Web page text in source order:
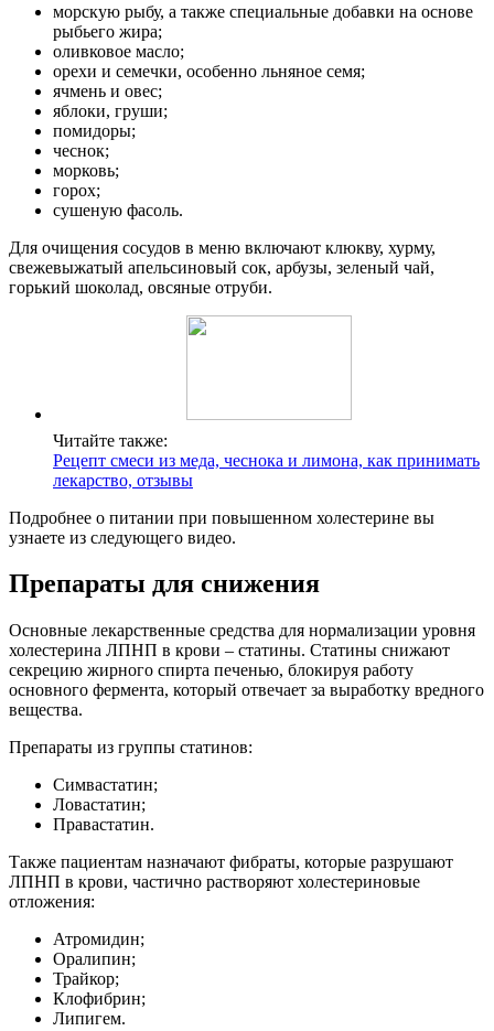
морскую рыбу, а также специальные добавки на основе
рыбьего жира;
оливковое масло;
орехи и семечки, особенно льняное семя;
ячмень и овес;
яблоки, груши;
помидоры;
чеснок;
морковь;
горох;
сушеную фасоль.
Для очищения сосудов в меню включают клюкву, хурму,
свежевыжатый апельсиновый сок, арбузы, зеленый чай,
горький шоколад, овсяные отруби.
Читайте также:
Рецепт смеси из меда, чеснока и лимона, как принимать
лекарство, отзывы
Подробнее о питании при повышенном холестерине вы
узнаете из следующего видео.
Препараты для снижения
Основные лекарственные средства для нормализации уровня
холестерина ЛПНП в крови – статины. Статины снижают
секрецию жирного спирта печенью, блокируя работу
основного фермента, который отвечает за выработку вредного
вещества.
Препараты из группы статинов:
Симвастатин;
Ловастатин;
Правастатин.
Также пациентам назначают фибраты, которые разрушают
ЛПНП в крови, частично растворяют холестериновые
отложения:
Атромидин;
Оралипин;
Трайкор;
Клофибрин;
Липигем.